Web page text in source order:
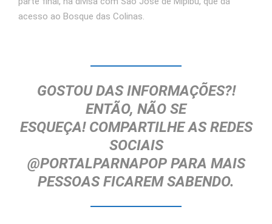
acesso ao Bosque das Colinas.
GOSTOU DAS INFORMAÇÕES?!
ENTÃO, NÃO SE
ESQUEÇA! COMPARTILHE AS REDES
SOCIAIS
@PORTALPARNAPOPPARA MAIS
PESSOAS FICAREM SABENDO.